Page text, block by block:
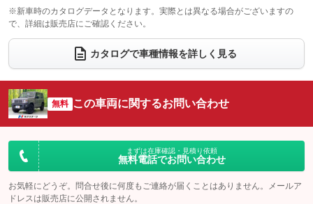
：装備なし ：装備あり
ウォークスルー
：装備なし
電動リアゲート フロントカメラ
：装備なし
：装備なし ：装備なし
サイドカメラ
：装備なし ルーフレール
：装備なし
：装備なし
：装備なし
※新車時のカタログデータとなります。実際とは異なる場合がございますの
で、詳細は販売店にご確認ください。
カタログで車種情報を詳しく見る
無料 この車両に関するお問い合わせ
まずは在庫確認・見積り依頼
無料電話でお問い合わせ
お気軽にどうぞ。問合せ後に何度もご連絡が届くことはありません。メールア
ドレスは販売店に公開されません。